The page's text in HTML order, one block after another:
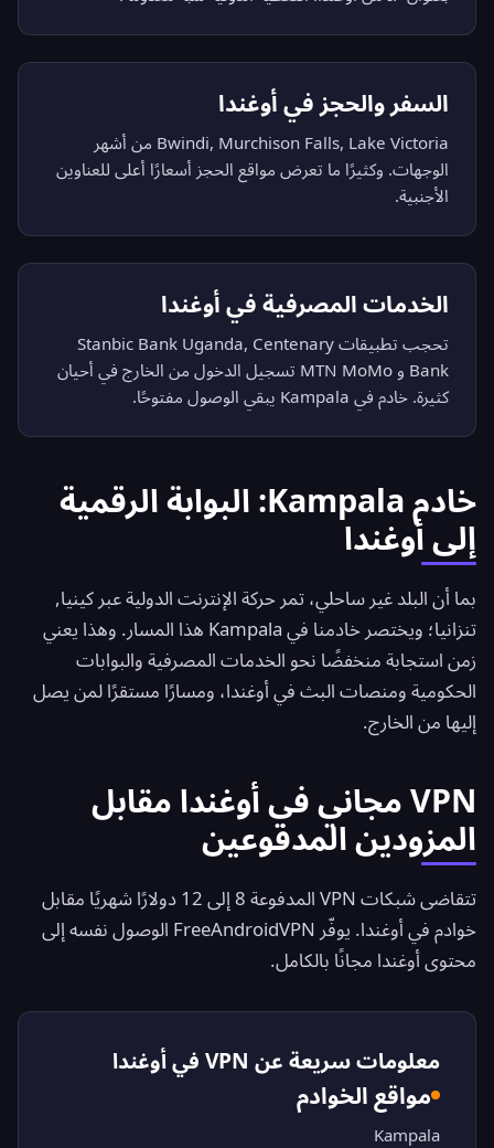
السفر والحجز في أوغندا
Bwindi, Murchison Falls, Lake Victoria من أشهر
الوجهات. وكثيرًا ما تعرض مواقع الحجز أسعارًا أعلى للعناوين
الأجنبية.
الخدمات المصرفية في أوغندا
تحجب تطبيقات Stanbic Bank Uganda, Centenary
Bank و MTN MoMo تسجيل الدخول من الخارج في أحيان
كثيرة. خادم في Kampala يبقي الوصول مفتوحًا.
خادم Kampala: البوابة الرقمية
إلى أوغندا
بما أن البلد غير ساحلي، تمر حركة الإنترنت الدولية عبر كينيا,
تنزانيا؛ ويختصر خادمنا في Kampala هذا المسار. وهذا يعني
زمن استجابة منخفضًا نحو الخدمات المصرفية والبوابات
الحكومية ومنصات البث في أوغندا، ومسارًا مستقرًا لمن يصل
إليها من الخارج.
VPN مجاني في أوغندا مقابل
المزودين المدفوعين
تتقاضى شبكات VPN المدفوعة 8 إلى 12 دولارًا شهريًا مقابل
خوادم في أوغندا. يوفّر FreeAndroidVPN الوصول نفسه إلى
محتوى أوغندا مجانًا بالكامل.
معلومات سريعة عن VPN في أوغندا
مواقع الخوادم
Kampala